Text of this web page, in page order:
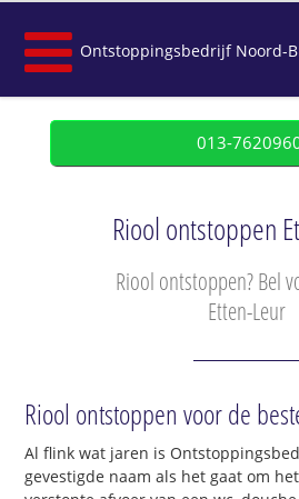
Ontstoppingsbedrijf Noord-
013-
Riool ontstoppen
Riool ontstoppen? Bel
Etten-Leur
Riool ontstoppen voor de
Al flink wat jaren is
gevestigde naam als het gaat om